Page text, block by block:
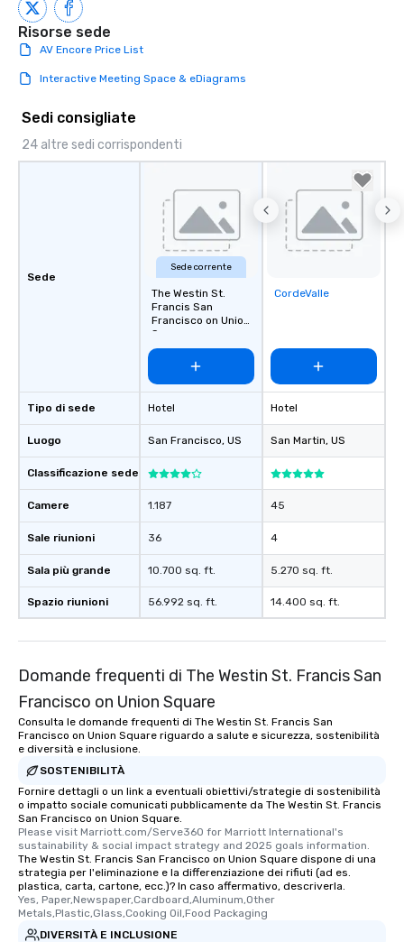
Risorse sede
AV Encore Price List
Interactive Meeting Space & eDiagrams
Sedi consigliate
24 altre sedi corrispondenti
Sede
Tipo di sede
Luogo
Classificazione sede
Camere
Sale riunioni
Sala più grande
Spazio riunioni
Sede corrente
The Westin St.
Francis San
Francisco on Union
Square
Hotel
San Francisco, US
1.187
36
10.700 sq. ft.
56.992 sq. ft.
Removed from
CordeValle
Hotel
San Martin, US
45
4
5.270 sq. ft.
14.400 sq. ft.
Domande frequenti di The Westin St. Francis San
Francisco on Union Square
Consulta le domande frequenti di The Westin St. Francis San
Francisco on Union Square riguardo a salute e sicurezza, sostenibilità
e diversità e inclusione.
SOSTENIBILITÀ
Fornire dettagli o un link a eventuali obiettivi/strategie di sostenibilità
o impatto sociale comunicati pubblicamente da The Westin St. Francis
San Francisco on Union Square.
Please visit Marriott.com/Serve360 for Marriott International's
sustainability & social impact strategy and 2025 goals information.
The Westin St. Francis San Francisco on Union Square dispone di una
strategia per l'eliminazione e la differenziazione dei rifiuti (ad es.
plastica, carta, cartone, ecc.)? In caso affermativo, descriverla.
Yes, Paper,Newspaper,Cardboard,Aluminum,Other
Metals,Plastic,Glass,Cooking Oil,Food Packaging
DIVERSITÀ E INCLUSIONE